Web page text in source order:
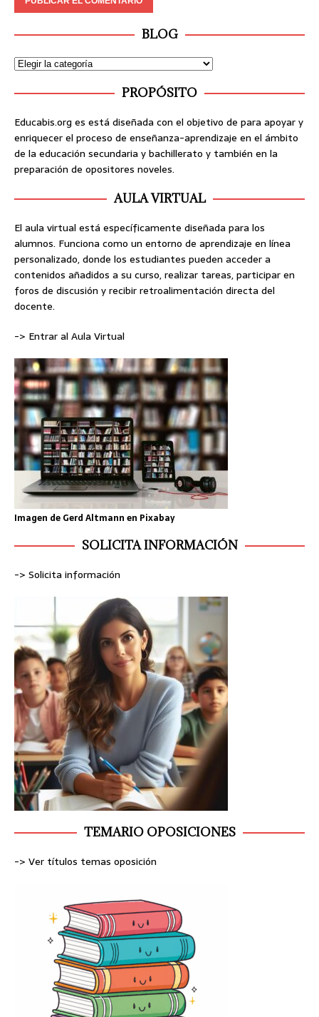
BLOG
PROPÓSITO
Educabis.org es está diseñada con el objetivo de para apoyar y
enriquecer el proceso de enseñanza-aprendizaje en el ámbito
de la educación secundaria y bachillerato y también en la
preparación de opositores noveles.
AULA VIRTUAL
El aula virtual está específicamente diseñada para los
alumnos. Funciona como un entorno de aprendizaje en línea
personalizado, donde los estudiantes pueden acceder a
contenidos añadidos a su curso, realizar tareas, participar en
foros de discusión y recibir retroalimentación directa del
docente.
-> Entrar al Aula Virtual
Imagen de Gerd Altmann en Pixabay
SOLICITA INFORMACIÓN
-> Solicita información
TEMARIO OPOSICIONES
-> Ver títulos temas oposición